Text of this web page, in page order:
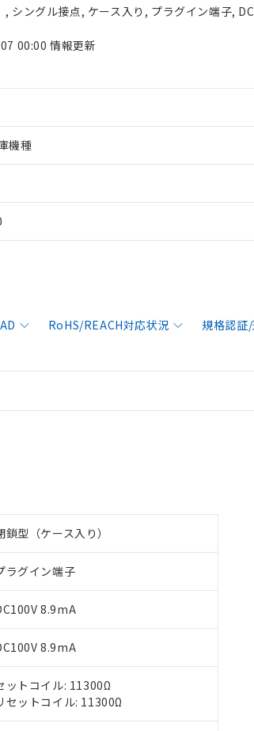
シングル接点, ケース入り, プラグイン端子,
00:00 情報更新
機種
RoHS/REACH対応状況 規格認証
鎖型（ケース入り）
ラグイン端子
8.9mA
8.9mA
ットコイル: 11300Ω
セットコイル: 11300Ω